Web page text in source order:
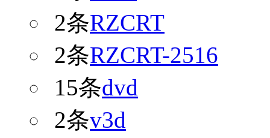
2条RZCRT
2条RZCRT-2516
15条dvd
2条v3d